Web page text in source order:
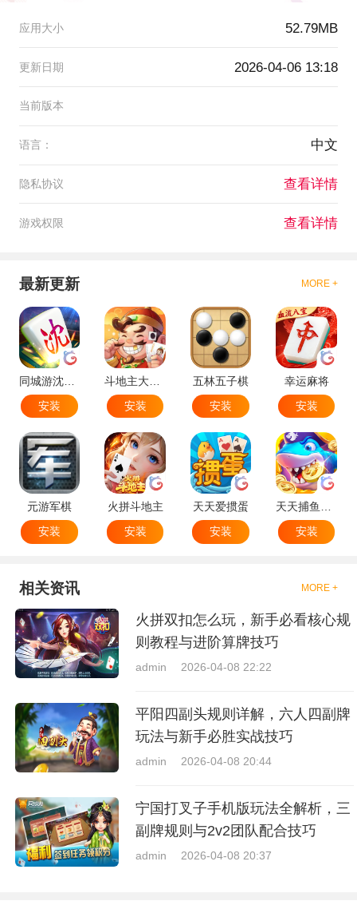
应用大小 52.79MB
更新日期 2026-04-06 13:18
当前版本
语言： 中文
隐私协议 查看详情
游戏权限 查看详情
最新更新 MORE +
同城游沈阳麻将
安装
安装
五林五子棋
安装
幸运麻将
安装
元游军棋
安装
火拼斗地主
安装
天天爱掼蛋
安装
安装
相关资讯 MORE +
火拼双扣怎么玩，新手必看核心规
则教程与进阶算牌技巧
admin 2026-04-08 22:22
平阳四副头规则详解，六人四副牌
玩法与新手必胜实战技巧
admin 2026-04-08 20:44
宁国打叉子手机版玩法全解析，三
副牌规则与2v2团队配合技巧
admin 2026-04-08 20:37